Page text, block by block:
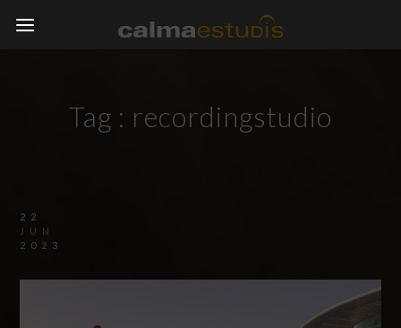
Tag : recordingstudio
22
JUN
2023